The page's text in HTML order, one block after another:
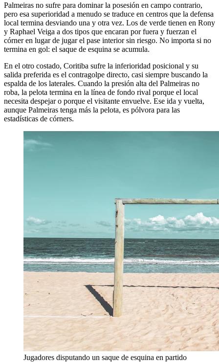
Palmeiras no sufre para dominar la posesión en campo contrario,
pero esa superioridad a menudo se traduce en centros que la defensa
local termina desviando una y otra vez. Los de verde tienen en Rony
y Raphael Veiga a dos tipos que encaran por fuera y fuerzan el
córner en lugar de jugar el pase interior sin riesgo. No importa si no
termina en gol: el saque de esquina se acumula.
En el otro costado, Coritiba sufre la inferioridad posicional y su
salida preferida es el contragolpe directo, casi siempre buscando la
espalda de los laterales. Cuando la presión alta del Palmeiras no
roba, la pelota termina en la línea de fondo rival porque el local
necesita despejar o porque el visitante envuelve. Ese ida y vuelta,
aunque Palmeiras tenga más la pelota, es pólvora para las
estadísticas de córners.
Jugadores disputando un saque de esquina en partido